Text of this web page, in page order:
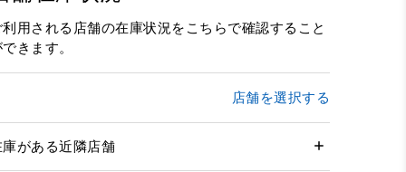
利用される店舗の在庫状況をこちらで確認すること
きます。
店舗を選択する
庫がある近隣店舗